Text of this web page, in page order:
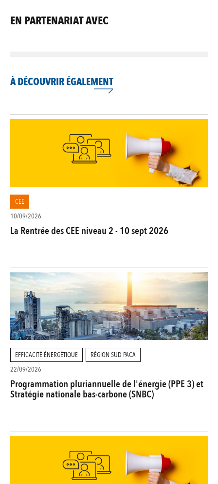
EN PARTENARIAT AVEC
À DÉCOUVRIR ÉGALEMENT
CEE
10/09/2026
La Rentrée des CEE niveau 2 - 10 sept 2026
EFFICACITÉ ÉNERGÉTIQUE
RÉGION SUD PACA
22/09/2026
Programmation pluriannuelle de l'énergie (PPE 3) et
Stratégie nationale bas-carbone (SNBC)